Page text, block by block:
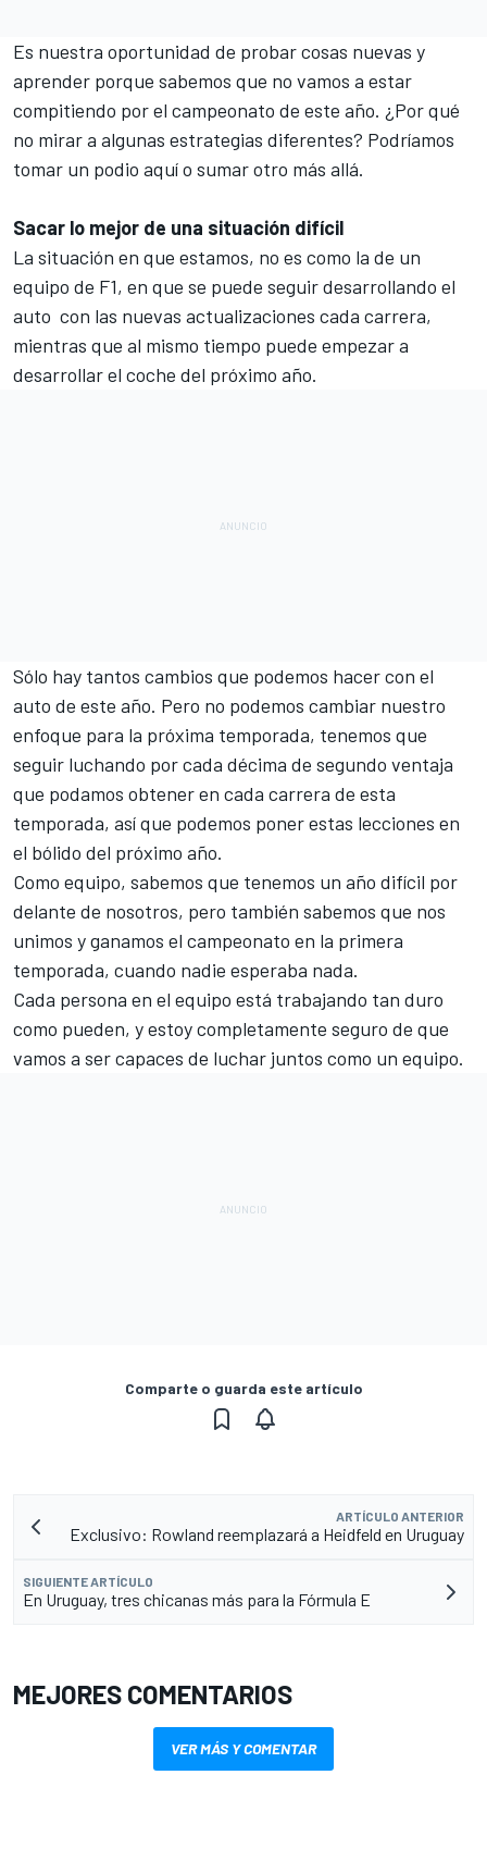
Es nuestra oportunidad de probar cosas nuevas y
aprender porque sabemos que no vamos a estar
compitiendo por el campeonato de este año. ¿Por qué
no mirar a algunas estrategias diferentes? Podríamos
tomar un podio aquí o sumar otro más allá.
Sacar lo mejor de una situación difícil
La situación en que estamos, no es como la de un
equipo de F1, en que se puede seguir desarrollando el
auto con las nuevas actualizaciones cada carrera,
mientras que al mismo tiempo puede empezar a
desarrollar el coche del próximo año.
Sólo hay tantos cambios que podemos hacer con el
auto de este año. Pero no podemos cambiar nuestro
enfoque para la próxima temporada, tenemos que
seguir luchando por cada décima de segundo ventaja
que podamos obtener en cada carrera de esta
temporada, así que podemos poner estas lecciones en
el bólido del próximo año.
Como equipo, sabemos que tenemos un año difícil por
delante de nosotros, pero también sabemos que nos
unimos y ganamos el campeonato en la primera
temporada, cuando nadie esperaba nada.
Cada persona en el equipo está trabajando tan duro
como pueden, y estoy completamente seguro de que
vamos a ser capaces de luchar juntos como un equipo.
Comparte o guarda este artículo
ARTÍCULO ANTERIOR
Exclusivo: Rowland reemplazará a Heidfeld en Uruguay
SIGUIENTE ARTÍCULO
En Uruguay, tres chicanas más para la Fórmula E
MEJORES COMENTARIOS
VER MÁS Y COMENTAR